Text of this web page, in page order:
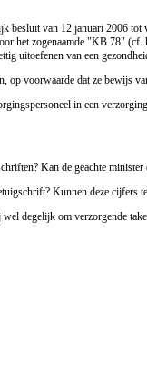
van 12 januari 2006 tot
het zogenaamde "KB 78"
uitoefenen van een
voorwaarde dat ze bewijs
in een
Kan de geachte
Kunnen deze cijfers
degelijk om verzorgende